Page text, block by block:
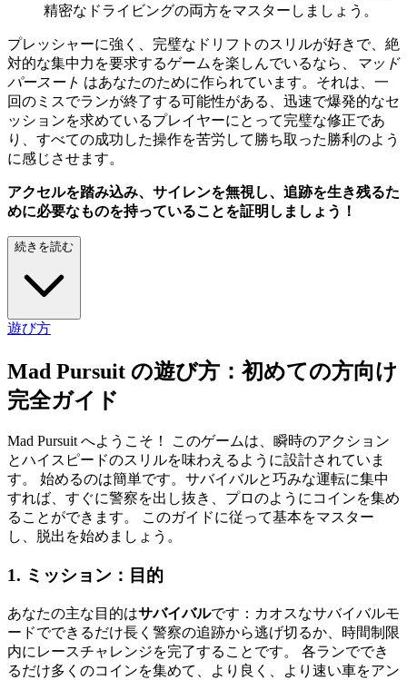
精密なドライビングの両方をマスターしましょう。
プレッシャーに強く、完璧なドリフトのスリルが好きで、絶
対的な集中力を要求するゲームを楽しんでいるなら、
マッド
パースート はあなたのために作られています。それは、一
回のミスでランが終了する可能性がある、迅速で爆発的なセ
ッションを求めているプレイヤーにとって完璧な修正であ
り、すべての成功した操作を苦労して勝ち取った勝利のよう
に感じさせます。
アクセルを踏み込み、サイレンを無視し、追跡を生き残るた
めに必要なものを持っていることを証明しましょう！
続きを読む
遊び方
Mad Pursuit の遊び方：初めての方向け
完全ガイド
Mad Pursuit へようこそ！ このゲームは、瞬時のアクション
とハイスピードのスリルを味わえるように設計されていま
す。 始めるのは簡単です。サバイバルと巧みな運転に集中
すれば、すぐに警察を出し抜き、プロのようにコインを集め
ることができます。 このガイドに従って基本をマスター
し、脱出を始めましょう。
1. ミッション：目的
あなたの主な目的はサバイバルです：カオスなサバイバルモ
ードでできるだけ長く警察の追跡から逃げ切るか、時間制限
内にレースチャレンジを完了することです。 各ランででき
るだけ多くのコインを集めて、より良く、より速い車をアン